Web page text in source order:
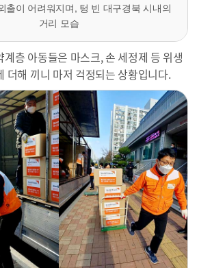
출이 어려워지며, 텅 빈 대구경북 시내의
거리 모습
층 아동들은 마스크, 손 세정제 등 위생
더해 끼니 마저 걱정되는 상황입니다.